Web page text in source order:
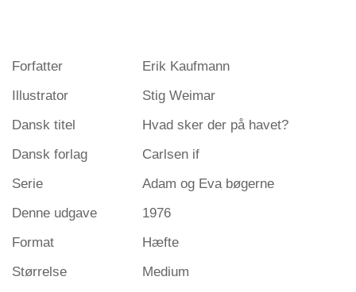
Forfatter
Erik Kaufmann
Illustrator
Stig Weimar
Dansk titel
Hvad sker der på havet?
Dansk forlag
Carlsen if
Serie
Adam og Eva bøgerne
Denne udgave
1976
Format
Hæfte
Størrelse
Medium